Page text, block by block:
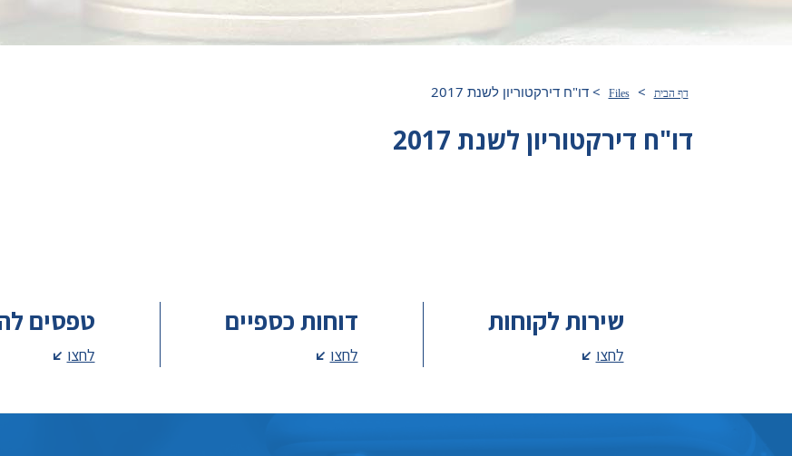
דף הבית >
Files
>דו"ח דירקטוריון לשנת 2017
דו"ח דירקטוריון לשנת 2017
שירות לקוחות
לחצו
דוחות כספיים
לחצו
טפסים
לחצו